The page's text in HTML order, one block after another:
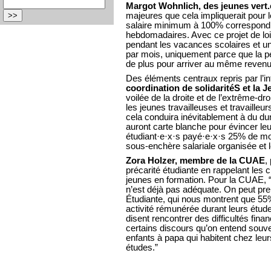
Margot Wohnlich, des jeunes
majeures que cela impliquerait pour
salaire minimum à 100%
hebdomadaires. Avec ce projet de
pendant les vacances scolaires et
par mois, uniquement parce que la
de plus pour arriver au même
Des éléments centraux repris par
coordination de solidaritéS et la
voilée de la droite et de l’extrême-
les jeunes travailleuses et
cela conduira inévitablement à du
auront carte blanche pour évincer
étudiant·e·x·s payé·e·x·s 25% de
sous-enchère salariale organisée et
Zora Holzer, membre de la CUAE,
précarité étudiante en rappelant les
jeunes en formation. Pour la CUAE,
n’est déjà pas adéquate. On peut
Étudiante, qui nous montrent que
activité rémunérée durant leurs
disent rencontrer des difficultés
certains discours qu’on entend
enfants à papa qui habitent chez
études.”